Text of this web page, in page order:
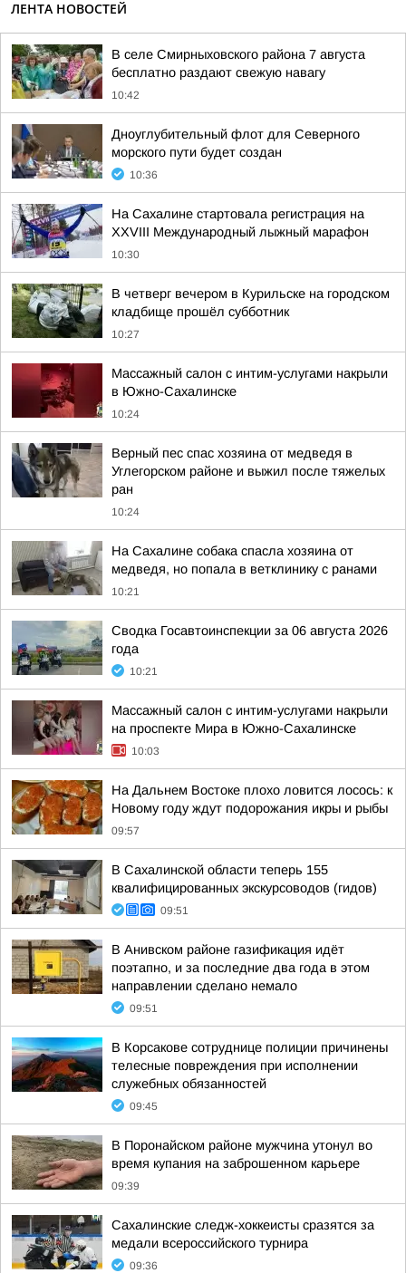
ЛЕНТА НОВОСТЕЙ
В селе Смирныховского района 7 августа
бесплатно раздают свежую навагу
10:42
Дноуглубительный флот для Северного
морского пути будет создан
10:36
На Сахалине стартовала регистрация на
XXVIII Международный лыжный марафон
10:30
В четверг вечером в Курильске на городском
кладбище прошёл субботник
10:27
Массажный салон с интим-услугами накрыли
в Южно-Сахалинске
10:24
Верный пес спас хозяина от медведя в
Углегорском районе и выжил после тяжелых
ран
10:24
На Сахалине собака спасла хозяина от
медведя, но попала в ветклинику с ранами
10:21
Сводка Госавтоинспекции за 06 августа 2026
года
10:21
Массажный салон с интим-услугами накрыли
на проспекте Мира в Южно-Сахалинске
10:03
На Дальнем Востоке плохо ловится лосось: к
Новому году ждут подорожания икры и рыбы
09:57
В Сахалинской области теперь 155
квалифицированных экскурсоводов (гидов)
09:51
В Анивском районе газификация идёт
поэтапно, и за последние два года в этом
направлении сделано немало
09:51
В Корсакове сотруднице полиции причинены
телесные повреждения при исполнении
служебных обязанностей
09:45
В Поронайском районе мужчина утонул во
время купания на заброшенном карьере
09:39
Сахалинские следж-хоккеисты сразятся за
медали всероссийского турнира
09:36